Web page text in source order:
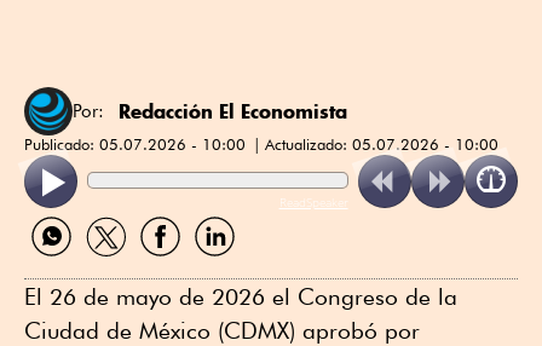
Por: Redacción El Economista
Publicado: 05.07.2026 - 10:00 Actualizado: 05.07.2026 - 10:00
ReadSpeaker
Compartir
por
Compartir
por
Compartir
por
Compartir
por
El 26 de mayo de 2026 el Congreso de la
Ciudad de México (CDMX) aprobó por